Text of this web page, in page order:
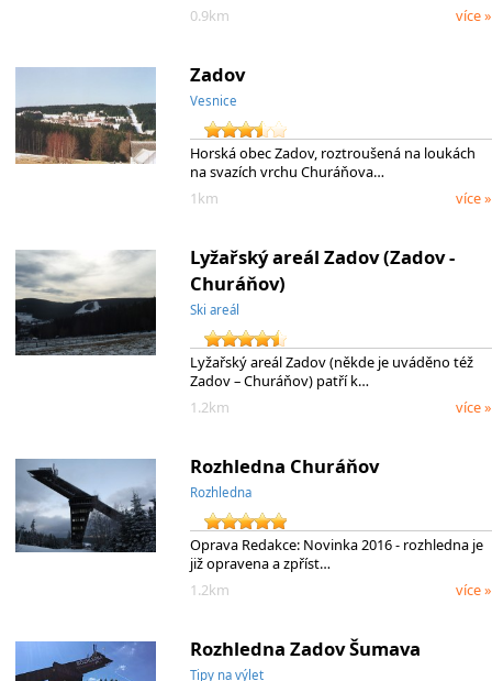
0.9km
více »
Zadov
Vesnice
Horská obec Zadov, roztroušená na loukách
na svazích vrchu Churáňova…
1km
více »
Lyžařský areál Zadov (Zadov -
Churáňov)
Ski areál
Lyžařský areál Zadov (někde je uváděno též
Zadov – Churáňov) patří k…
1.2km
více »
Rozhledna Churáňov
Rozhledna
Oprava Redakce: Novinka 2016 - rozhledna je
již opravena a zpříst…
1.2km
více »
Rozhledna Zadov Šumava
Tipy na výlet